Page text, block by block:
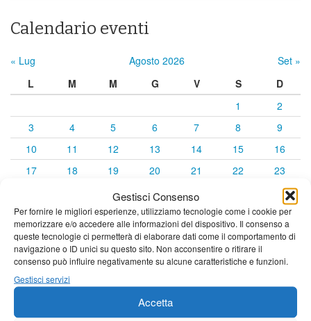
Gestisci Consenso
Per fornire le migliori esperienze, utilizziamo tecnologie come i cookie per
memorizzare e/o accedere alle informazioni del dispositivo. Il consenso a
queste tecnologie ci permetterà di elaborare dati come il comportamento di
navigazione o ID unici su questo sito. Non acconsentire o ritirare il
consenso può influire negativamente su alcune caratteristiche e funzioni.
Gestisci servizi
Accetta
Calendario eventi
« Lug Agosto 2026
Set »
L
M M G V S
D
1
2
3
4 5 6 7 8
9
10
11 12 13 14 15
16
17
18 19 20 21 22
23
26 27
30
31